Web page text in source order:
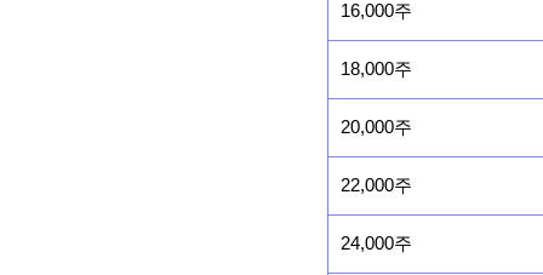
16,000주
18,000주
20,000주
22,000주
24,000주